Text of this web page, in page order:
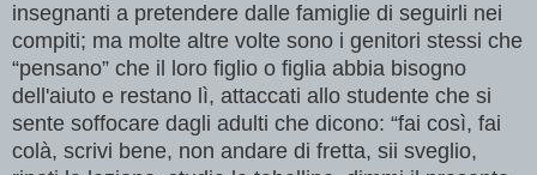
insegnanti a pretendere dalle famiglie di seguirli nei
compiti; ma molte altre volte sono i genitori stessi che
“pensano” che il loro figlio o figlia abbia bisogno
dell'aiuto e restano lì, attaccati allo studente che si
sente soffocare dagli adulti che dicono: “fai così, fai
colà, scrivi bene, non andare di fretta, sii sveglio,